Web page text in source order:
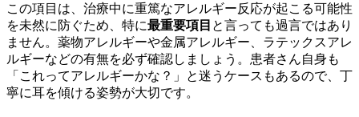
この項目は、治療中に重篤なアレルギー反応が起こる可能性
を未然に防ぐため、特に最重要項目 と言っても過言ではあり
ません。薬物アレルギーや金属アレルギー、ラテックスアレ
ルギーなどの有無を必ず確認しましょう。患者さん自身も
「これってアレルギーかな？」と迷うケースもあるので、丁
寧に耳を傾ける姿勢が大切です。